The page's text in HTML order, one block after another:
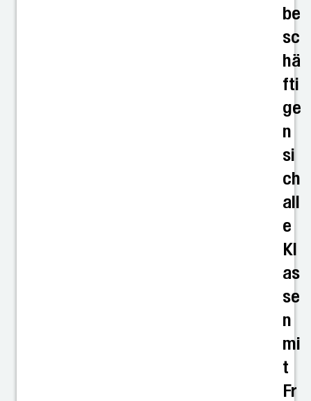
be
sc
hä
fti
ge
n
si
ch
all
e
Kl
as
se
n
mi
t
Fr